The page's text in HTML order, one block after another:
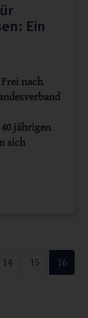
Ein
nach
jährigen
sich
14 15 16